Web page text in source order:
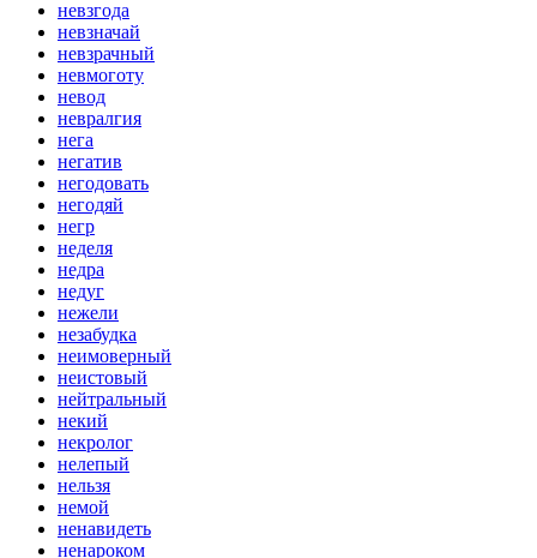
невзгода
невзначай
невзрачный
невмоготу
невод
невралгия
нега
негатив
негодовать
негодяй
негр
неделя
недра
недуг
нежели
незабудка
неимоверный
неистовый
нейтральный
некий
некролог
нелепый
нельзя
немой
ненавидеть
ненароком